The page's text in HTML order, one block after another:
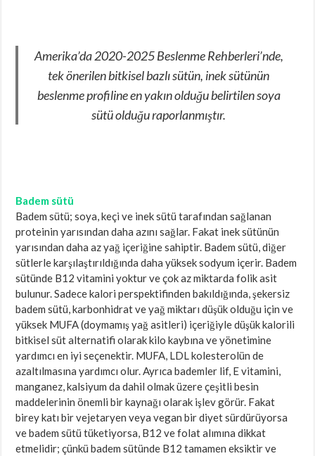
Amerika’da 2020-2025 Beslenme Rehberleri’nde,
tek önerilen bitkisel bazlı sütün, inek sütünün
beslenme profiline en yakın olduğu belirtilen soya
sütü olduğu raporlanmıştır.
Badem sütü
Badem sütü; soya, keçi ve inek sütü tarafından sağlanan
proteinin yarısından daha azını sağlar. Fakat inek sütünün
yarısından daha az yağ içeriğine sahiptir. Badem sütü, diğer
sütlerle karşılaştırıldığında daha yüksek sodyum içerir. Badem
sütünde B12 vitamini yoktur ve çok az miktarda folik asit
bulunur. Sadece kalori perspektifinden bakıldığında, şekersiz
badem sütü, karbonhidrat ve yağ miktarı düşük olduğu için ve
yüksek MUFA (doymamış yağ asitleri) içeriğiyle düşük kalorili
bitkisel süt alternatifi olarak kilo kaybına ve yönetimine
yardımcı en iyi seçenektir. MUFA, LDL kolesterolün de
azaltılmasına yardımcı olur. Ayrıca bademler lif, E vitamini,
manganez, kalsiyum da dahil olmak üzere çeşitli besin
maddelerinin önemli bir kaynağı olarak işlev görür. Fakat
birey katı bir vejetaryen veya vegan bir diyet sürdürüyorsa
ve badem sütü tüketiyorsa, B12 ve folat alımına dikkat
etmelidir; çünkü badem sütünde B12 tamamen eksiktir ve